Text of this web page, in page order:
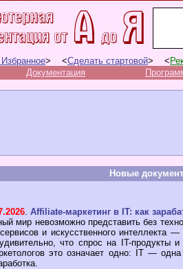
> <Сделать стартовой> <
Документация
Новые
. Affiliate-маркетинг в IT: как
мир невозможно представить без
и искусственного интеллекта
что спрос на IT-продукты
это означает одно: IT —